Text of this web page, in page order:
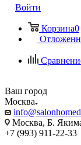
Войти
Корзина0
Ваш город
Москва
Москва, Б.
+7 (993) 911-22-33